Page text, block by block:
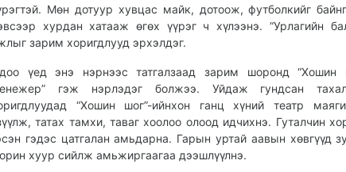
Мөн дотуур хувцас майк, дотоож, футболкийг
хурдан хатааж өгөх үүрэг ч хүлээнэ. “Урлагийн
зарим хоригдлууд эрхэлдэг.
үед энэ нэрнээс татгалзаад зарим шоронд “Хошин
гэж нэрлэдэг болжээ. Уйдаж гундсан
“Хошин шог”-ийнхон ганц хүний театр
татах тамхи, таваг хоолоо олоод идчихнэ. Гуталчин
гэдэс цатгалан амьдарна. Гарын уртай аавын хөвгүүд
хуур сийлж амьжиргаагаа дээшлүүлнэ.